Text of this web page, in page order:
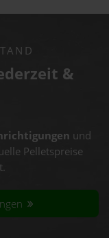
&
und
Pelletspreise